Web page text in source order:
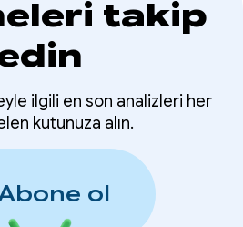
takip
ilgili en son analizleri her
kutunuza alın.
ol